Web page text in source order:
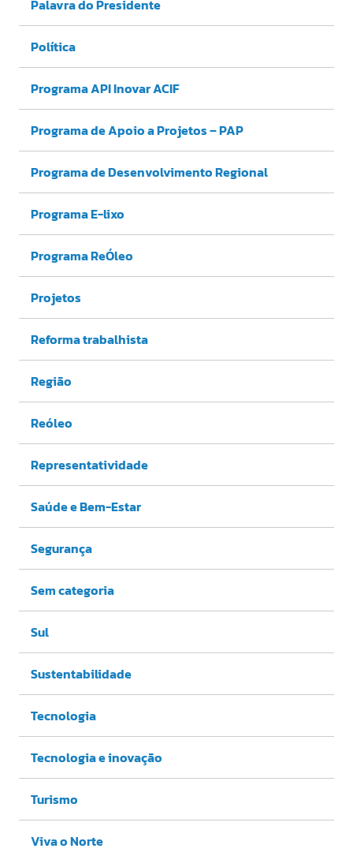
Palavra do Presidente
Política
Programa API Inovar ACIF
Programa de Apoio a Projetos – PAP
Programa de Desenvolvimento Regional
Programa E-lixo
Programa ReÓleo
Projetos
Reforma trabalhista
Região
Reóleo
Representatividade
Saúde e Bem-Estar
Segurança
Sem categoria
Sul
Sustentabilidade
Tecnologia
Tecnologia e inovação
Turismo
Viva o Norte